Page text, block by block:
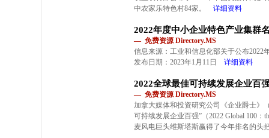
中农家乐特色村84家。
详细资料
2022年度中小企业特色产业集群
— 免费资源 Directory.MS
信息来源：工业和信息化部关于公布2022
发布日期：2023年1月11日
详细资料
2022全球最佳可持续发展企业百
— 免费资源 Directory.MS
加拿大媒体和投资研究公司《企业爵士》
可持续发展企业百强”（2022 Global 100：
麦风电巨头维斯塔斯赢得了今年排名的头